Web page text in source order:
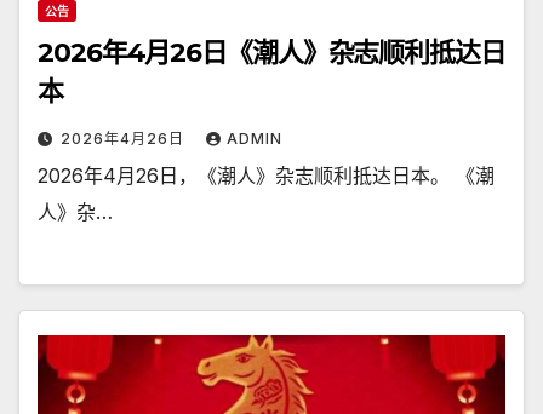
公告
2026年4月26日《潮人》杂志顺利抵达日
本
2026年4月26日 ADMIN
2026年4月26日，《潮人》杂志顺利抵达日本。 《潮
人》杂…